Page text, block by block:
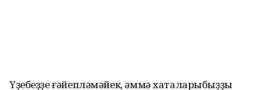
Үҙебеҙҙе ғәйепләмәйек, әммә хаталарыбыҙҙы